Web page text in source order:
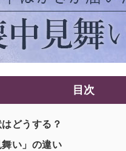
目次
どうする？
い」の違い